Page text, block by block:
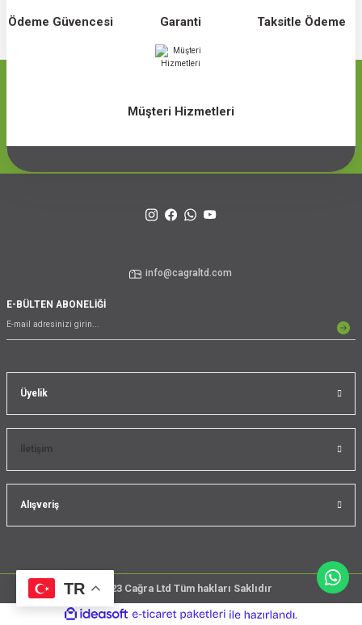
Ödeme Güvencesi Garanti Taksitle Ödeme
Müşteri Hizmetleri
Üyelik
İletişim
Alışveriş
TR
info@cagraltd.com
E-BÜLTEN ABONELİĞİ
@2023 Cağra Ltd Tüm hakları Saklıdır
çember
ideasoft
e-